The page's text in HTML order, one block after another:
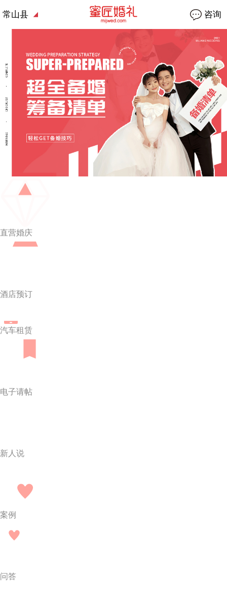
常山县 咨询
直营婚庆
酒店预订
汽车租赁
电子请帖
新人说
案例
问答